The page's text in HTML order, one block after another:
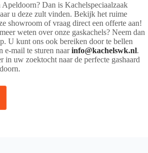
Dan is Kachelspeciaalzaak
u deze zult vinden. Bekijk het ruime
showroom of vraag direct een offerte aan!
weten over onze gaskachels? Neem dan
U kunt ons ook bereiken door te bellen
e-mail te sturen naarinfo@kachelswk.nl.
in uw zoektocht naar de perfecte gashaard